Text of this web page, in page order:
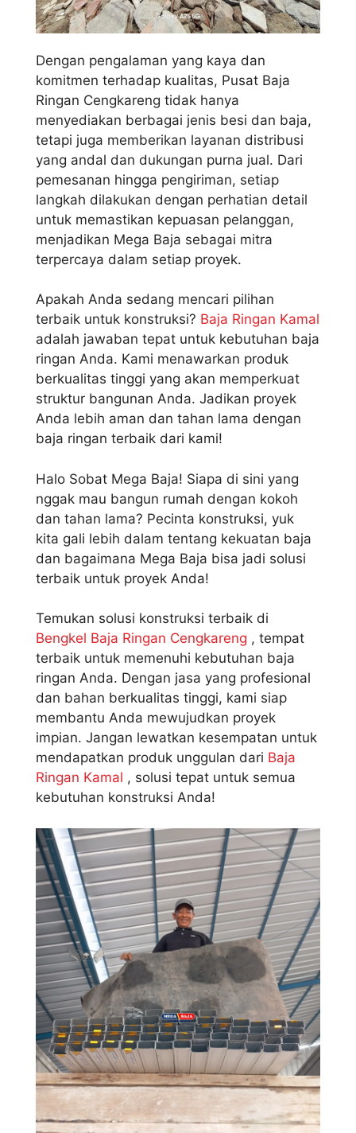
Dengan pengalaman yang kaya dan
komitmen terhadap kualitas, Pusat Baja
Ringan Cengkareng tidak hanya
menyediakan berbagai jenis besi dan baja,
tetapi juga memberikan layanan distribusi
yang andal dan dukungan purna jual. Dari
pemesanan hingga pengiriman, setiap
langkah dilakukan dengan perhatian detail
untuk memastikan kepuasan pelanggan,
menjadikan Mega Baja sebagai mitra
terpercaya dalam setiap proyek.
Apakah Anda sedang mencari pilihan
terbaik untuk konstruksi? Baja Ringan Kamal
adalah jawaban tepat untuk kebutuhan baja
ringan Anda. Kami menawarkan produk
berkualitas tinggi yang akan memperkuat
struktur bangunan Anda. Jadikan proyek
Anda lebih aman dan tahan lama dengan
baja ringan terbaik dari kami!
Halo Sobat Mega Baja! Siapa di sini yang
nggak mau bangun rumah dengan kokoh
dan tahan lama? Pecinta konstruksi, yuk
kita gali lebih dalam tentang kekuatan baja
dan bagaimana Mega Baja bisa jadi solusi
terbaik untuk proyek Anda!
Temukan solusi konstruksi terbaik di
Bengkel Baja Ringan Cengkareng , tempat
terbaik untuk memenuhi kebutuhan baja
ringan Anda. Dengan jasa yang profesional
dan bahan berkualitas tinggi, kami siap
membantu Anda mewujudkan proyek
impian. Jangan lewatkan kesempatan untuk
mendapatkan produk unggulan dari Baja
Ringan Kamal , solusi tepat untuk semua
kebutuhan konstruksi Anda!